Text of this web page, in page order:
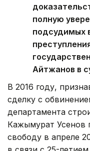
полную
подсудимых
Айтжанов в
В 2016 году,
сделку с
департамента
Кажымурат Усенов
свободу в апреле